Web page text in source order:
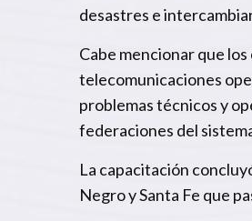
desastres e
Cabe mencionar que
telecomunicaciones
problemas técnicos y
federaciones del
La capacitación
Negro y Santa Fe que